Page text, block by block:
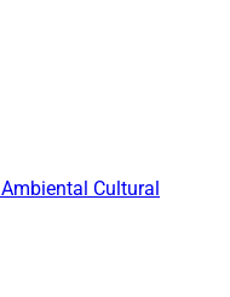
Ambiental Cultural